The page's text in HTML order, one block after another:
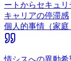
ートからセキュ
キャリアの停滞感
個人的事情（家庭
情シスへの異動